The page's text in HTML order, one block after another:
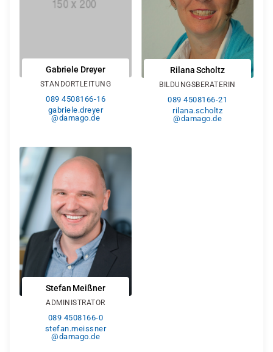
Gabriele Dreyer
STANDORTLEITUNG
089 4508166-16
gabriele.dreyer
@damago.de
Rilana Scholtz
BILDUNGSBERATERIN
089 4508166-21
rilana.scholtz
@damago.de
Stefan Meißner
ADMINISTRATOR
089 4508166-0
stefan.meissner
@damago.de